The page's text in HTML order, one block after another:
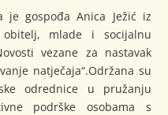
je gospođa Anica Ježić iz
obitelj, mlade i socijalnu
vezane za nastavak
natječaja“.Održana su
odrednice u pružanju
podrške osobama s